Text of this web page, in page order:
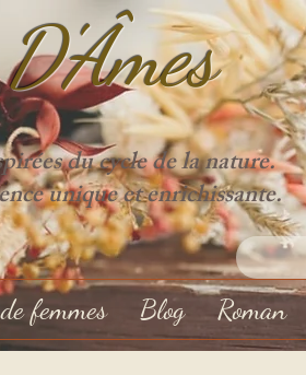
s
du cycle de la nature.
unique et enrichissante.
femmes Blog Roman